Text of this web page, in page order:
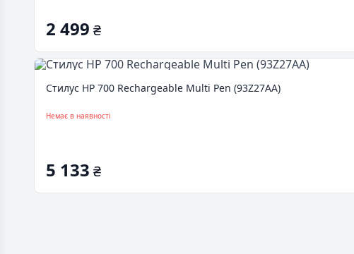
2 499 ₴
Стилус HP 700 Rechargeable Multi Pen (93Z27AA)
Немає в наявності
5 133 ₴